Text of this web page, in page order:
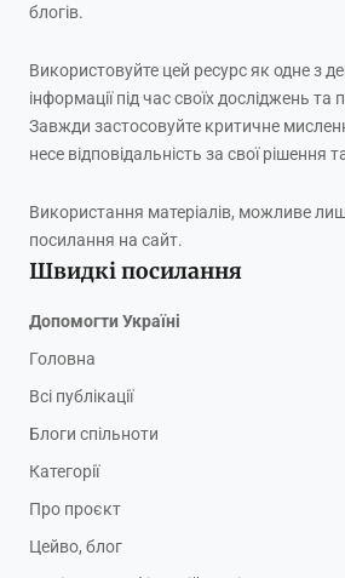
блогів.
Використовуйте цей ресурс як одне з
інформації під час своїх досліджень
Завжди застосовуйте критичне
несе відповідальність за свої рішення та
Використання матеріалів, можливе
посилання на сайт.
Швидкі посилання
Допомогти Україні
Головна
Всі публікації
Блоги спільноти
Категорії
Про проєкт
Цейво, блог